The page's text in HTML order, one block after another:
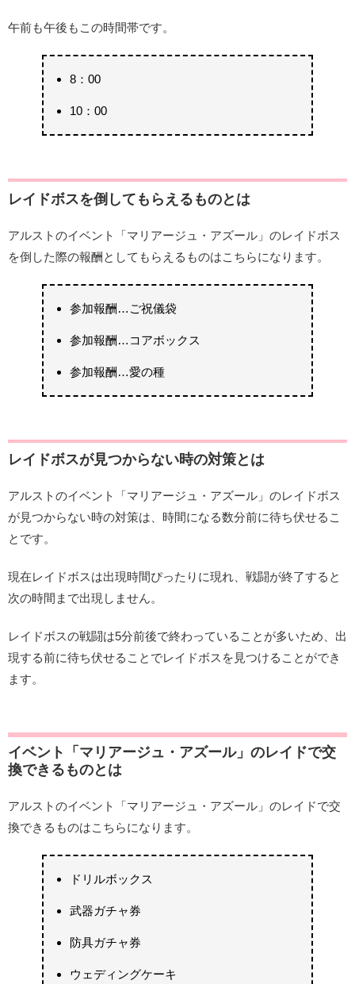
午前も午後もこの時間帯です。
8：00
10：00
レイドボスを倒してもらえるものとは
アルストのイベント「マリアージュ・アズール」のレイドボス
を倒した際の報酬としてもらえるものはこちらになります。
参加報酬…ご祝儀袋
参加報酬…コアボックス
参加報酬…愛の種
レイドボスが見つからない時の対策とは
アルストのイベント「マリアージュ・アズール」のレイドボス
が見つからない時の対策は、時間になる数分前に待ち伏せるこ
とです。
現在レイドボスは出現時間ぴったりに現れ、戦闘が終了すると
次の時間まで出現しません。
レイドボスの戦闘は5分前後で終わっていることが多いため、出
現する前に待ち伏せることでレイドボスを見つけることができ
ます。
イベント「マリアージュ・アズール」のレイドで交
換できるものとは
アルストのイベント「マリアージュ・アズール」のレイドで交
換できるものはこちらになります。
ドリルボックス
武器ガチャ券
防具ガチャ券
ウェディングケーキ